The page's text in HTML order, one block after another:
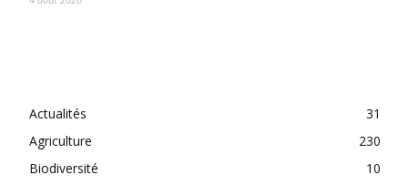
Actualités
31
Agriculture
230
Biodiversité
10